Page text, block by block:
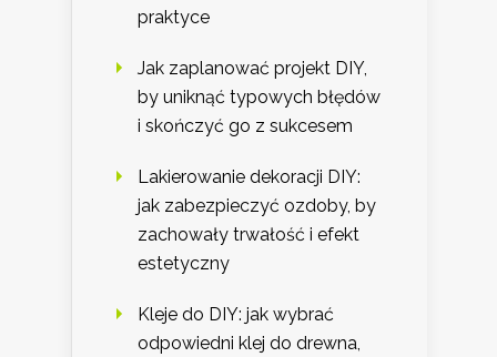
praktyce
Jak zaplanować projekt DIY,
by uniknąć typowych błędów
i skończyć go z sukcesem
Lakierowanie dekoracji DIY:
jak zabezpieczyć ozdoby, by
zachowały trwałość i efekt
estetyczny
Kleje do DIY: jak wybrać
odpowiedni klej do drewna,